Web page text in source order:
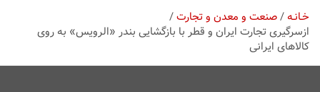
خـانـه صنعت و معدن و تجارت
ازسرگیری تجارت ایران و قطر با بازگشایی بندر «الرویس» به روی
کالاهای ایرانی